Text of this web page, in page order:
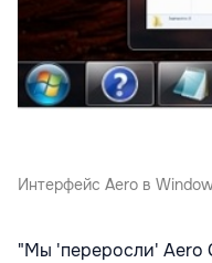
Интерфейс Aero в
"Мы 'переросли' Aero